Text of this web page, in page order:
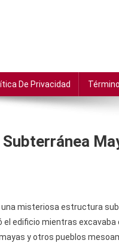
De Privacidad
misteriosa estructura
edificio mientras
y otros pueblos